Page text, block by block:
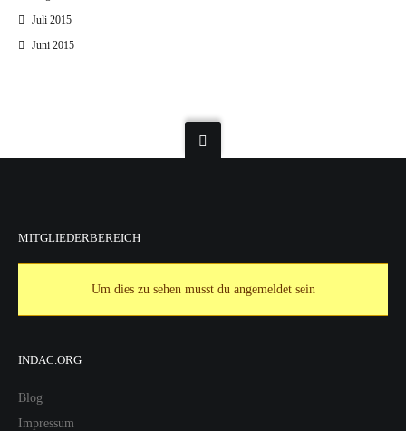
Juli 2015
Juni 2015
MITGLIEDERBEREICH
Um dies zu sehen musst du angemeldet sein
INDAC.ORG
Blog
Impressum